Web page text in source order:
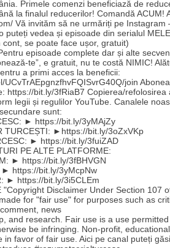
Primele comenzi beneficiază de
la finalul reducerilor! Comandă ACUM!
Vă invităm să ne urmăriți pe Instagram
puteți vedea și episoade din serialul
cont, se poate face ușor, gratuit)
episoade complete dar și alte
te”, e gratuit, nu te costă NIMIC!
a primi acces la beneficii:
join
https://bit.ly/3fRiaB7 Copierea/refolosirea
legii și regulilor YouTube. Canalele
secundare sunt:
► https://bit.ly/3yMAjZy
TURCEȘTI: ►https://bit.ly/3oZxVKp
► https://bit.ly/3fuiZAD
PE ALTE PLATFORME:
► https://bit.ly/3fBHVGN
https://bit.ly/3yMcpNw
► https://bit.ly/3i5CLEm
Disclaimer Under Section 107
for "fair use" for purposes such as
comment, news
and research. Fair use is a use
be infringing. Non-profit,
in favor of fair use. Aici pe canal puteți